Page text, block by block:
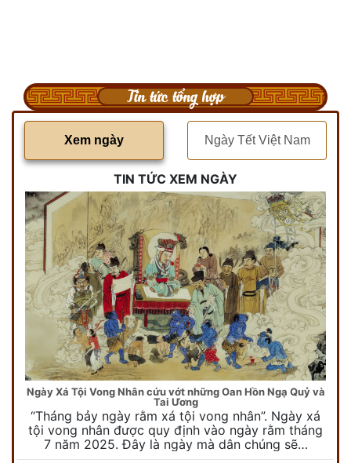
Tin tức tổng hợp
Xem ngày Ngày Tết Việt Nam
TIN TỨC XEM NGÀY
Ngày Xá Tội Vong Nhân cứu vớt những Oan Hồn Ngạ Quỷ và
Tai Ương
“Tháng bảy ngày rằm xá tội vong nhân”. Ngày xá
tội vong nhân được quy định vào ngày rằm tháng
7 năm 2025. Đây là ngày mà dân chúng sẽ…